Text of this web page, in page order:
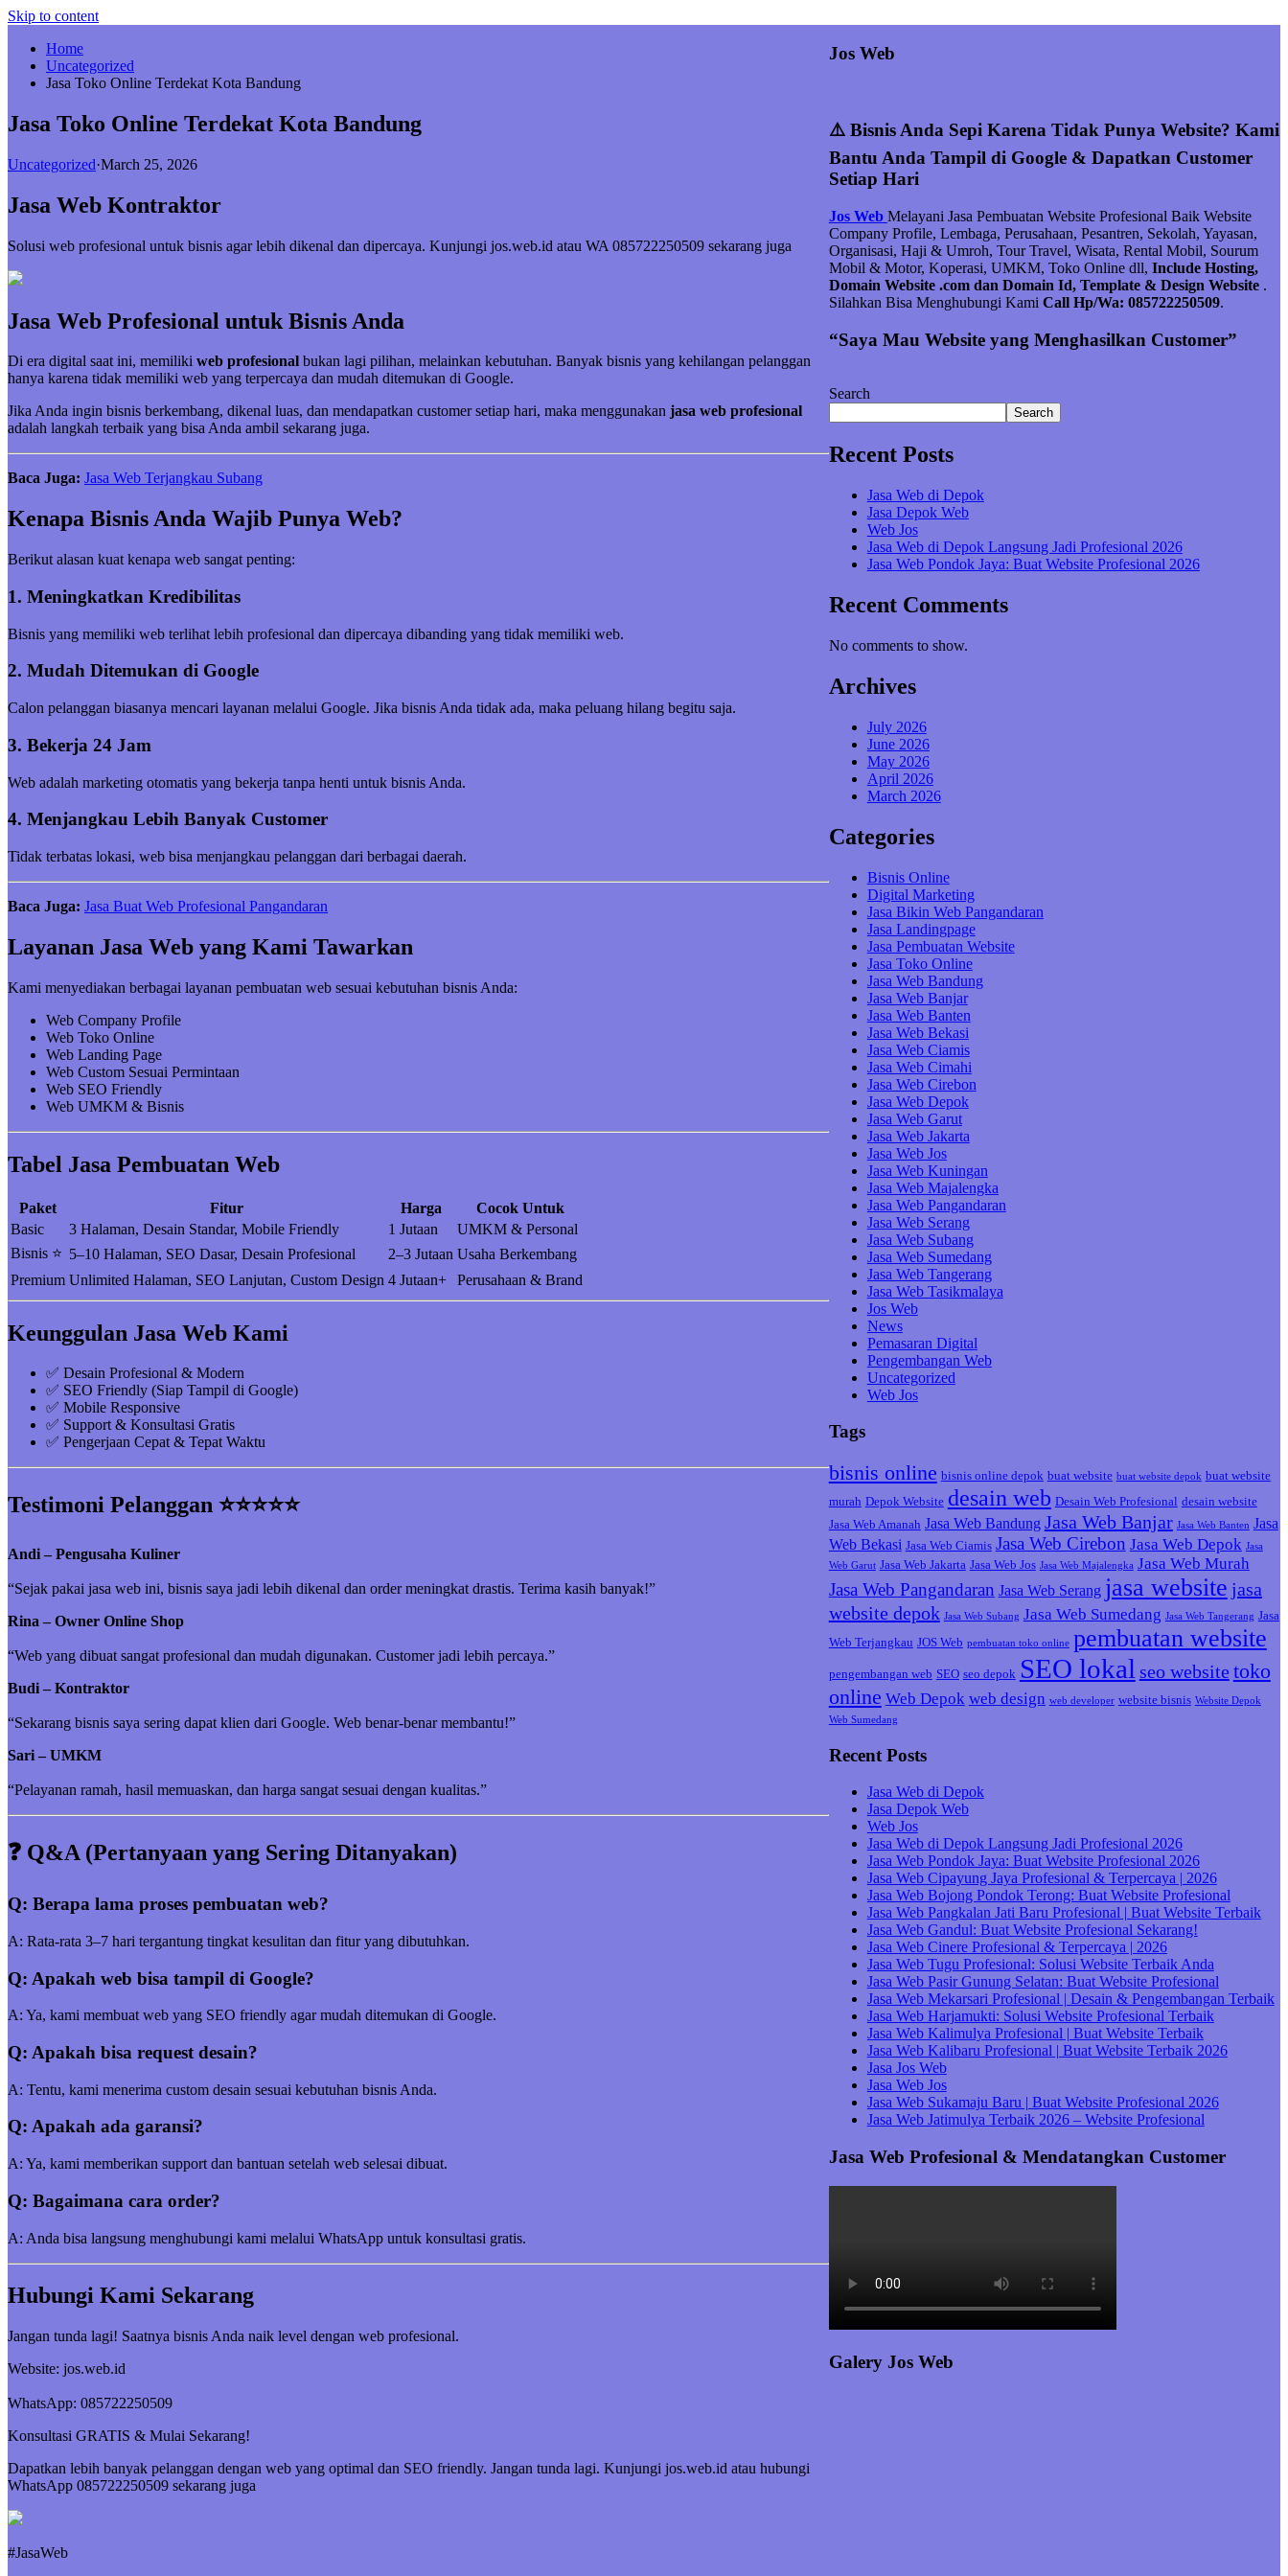
Skip to content
Home
Uncategorized
Jasa Toko Online Terdekat Kota Bandung
Jasa Toko Online Terdekat Kota Bandung
Uncategorized·March 25, 2026
Jasa Web Kontraktor
Solusi web profesional untuk bisnis agar lebih dikenal dan dipercaya. Kunjungi jos.web.id atau WA 085722250509 sekarang juga
Jasa Web Profesional untuk Bisnis Anda
Di era digital saat ini, memiliki web profesional bukan lagi pilihan, melainkan kebutuhan. Banyak bisnis yang kehilangan pelanggan
hanya karena tidak memiliki web yang terpercaya dan mudah ditemukan di Google.
Jika Anda ingin bisnis berkembang, dikenal luas, dan mendapatkan customer setiap hari, maka menggunakan jasa web profesional
adalah langkah terbaik yang bisa Anda ambil sekarang juga.
Baca Juga: Jasa Web Terjangkau Subang
Kenapa Bisnis Anda Wajib Punya Web?
Berikut alasan kuat kenapa web sangat penting:
1. Meningkatkan Kredibilitas
Bisnis yang memiliki web terlihat lebih profesional dan dipercaya dibanding yang tidak memiliki web.
2. Mudah Ditemukan di Google
Calon pelanggan biasanya mencari layanan melalui Google. Jika bisnis Anda tidak ada, maka peluang hilang begitu saja.
3. Bekerja 24 Jam
Web adalah marketing otomatis yang bekerja tanpa henti untuk bisnis Anda.
4. Menjangkau Lebih Banyak Customer
Tidak terbatas lokasi, web bisa menjangkau pelanggan dari berbagai daerah.
Baca Juga: Jasa Buat Web Profesional Pangandaran
Layanan Jasa Web yang Kami Tawarkan
Kami menyediakan berbagai layanan pembuatan web sesuai kebutuhan bisnis Anda:
Web Company Profile
Web Toko Online
Web Landing Page
Web Custom Sesuai Permintaan
Web SEO Friendly
Web UMKM & Bisnis
Tabel Jasa Pembuatan Web
Paket Fitur Harga
Cocok Untuk
Basic
3 Halaman, Desain Standar, Mobile Friendly 1 Jutaan
UMKM & Personal
Bisnis ⭐ 5–10 Halaman, SEO Dasar, Desain Profesional 2–3 Jutaan Usaha Berkembang
Premium Unlimited Halaman, SEO Lanjutan, Custom Design 4 Jutaan+ Perusahaan & Brand
Keunggulan Jasa Web Kami
✅ Desain Profesional & Modern
✅ SEO Friendly (Siap Tampil di Google)
✅ Mobile Responsive
✅ Support & Konsultasi Gratis
✅ Pengerjaan Cepat & Tepat Waktu
Testimoni Pelanggan ⭐⭐⭐⭐⭐
Andi – Pengusaha Kuliner
“Sejak pakai jasa web ini, bisnis saya jadi lebih dikenal dan order meningkat drastis. Terima kasih banyak!”
Rina – Owner Online Shop
“Web yang dibuat sangat profesional dan mudah digunakan. Customer jadi lebih percaya.”
Budi – Kontraktor
“Sekarang bisnis saya sering dapat klien dari Google. Web benar-benar membantu!”
Sari – UMKM
“Pelayanan ramah, hasil memuaskan, dan harga sangat sesuai dengan kualitas.”
❓ Q&A (Pertanyaan yang Sering Ditanyakan)
Q: Berapa lama proses pembuatan web?
A: Rata-rata 3–7 hari tergantung tingkat kesulitan dan fitur yang dibutuhkan.
Q: Apakah web bisa tampil di Google?
A: Ya, kami membuat web yang SEO friendly agar mudah ditemukan di Google.
Q: Apakah bisa request desain?
A: Tentu, kami menerima custom desain sesuai kebutuhan bisnis Anda.
Q: Apakah ada garansi?
A: Ya, kami memberikan support dan bantuan setelah web selesai dibuat.
Q: Bagaimana cara order?
A: Anda bisa langsung menghubungi kami melalui WhatsApp untuk konsultasi gratis.
Hubungi Kami Sekarang
Jangan tunda lagi! Saatnya bisnis Anda naik level dengan web profesional.
Website: jos.web.id
WhatsApp: 085722250509
Konsultasi GRATIS & Mulai Sekarang!
Dapatkan lebih banyak pelanggan dengan web yang optimal dan SEO friendly. Jangan tunda lagi. Kunjungi jos.web.id atau hubungi
WhatsApp 085722250509 sekarang juga
#JasaWeb
Jos Web
⚠️ Bisnis Anda Sepi Karena Tidak Punya Website? Kami
Bantu Anda Tampil di Google & Dapatkan Customer
Setiap Hari
Jos Web Melayani Jasa Pembuatan Website Profesional Baik Website
Company Profile, Lembaga, Perusahaan, Pesantren, Sekolah, Yayasan,
Organisasi, Haji & Umroh, Tour Travel, Wisata, Rental Mobil, Sourum
Mobil & Motor, Koperasi, UMKM, Toko Online dll, Include Hosting,
Domain Website .com dan Domain Id, Template & Design Website .
Silahkan Bisa Menghubungi Kami Call Hp/Wa: 085722250509.
“Saya Mau Website yang Menghasilkan Customer”
Search
Search
Recent Posts
Jasa Web di Depok
Jasa Depok Web
Web Jos
Jasa Web di Depok Langsung Jadi Profesional 2026
Jasa Web Pondok Jaya: Buat Website Profesional 2026
Recent Comments
No comments to show.
Archives
July 2026
June 2026
May 2026
April 2026
March 2026
Categories
Bisnis Online
Digital Marketing
Jasa Bikin Web Pangandaran
Jasa Landingpage
Jasa Pembuatan Website
Jasa Toko Online
Jasa Web Bandung
Jasa Web Banjar
Jasa Web Banten
Jasa Web Bekasi
Jasa Web Ciamis
Jasa Web Cimahi
Jasa Web Cirebon
Jasa Web Depok
Jasa Web Garut
Jasa Web Jakarta
Jasa Web Jos
Jasa Web Kuningan
Jasa Web Majalengka
Jasa Web Pangandaran
Jasa Web Serang
Jasa Web Subang
Jasa Web Sumedang
Jasa Web Tangerang
Jasa Web Tasikmalaya
Jos Web
News
Pemasaran Digital
Pengembangan Web
Uncategorized
Web Jos
Tags
bisnis online bisnis online depok buat website buat website depok buat website
murah Depok Website desain web Desain Web Profesional desain website
Jasa Web Amanah Jasa Web Bandung Jasa Web Banjar Jasa Web Banten Jasa
Web Bekasi Jasa Web Ciamis Jasa Web Cirebon Jasa Web Depok Jasa
Web Garut Jasa Web Jakarta Jasa Web Jos Jasa Web Majalengka Jasa Web Murah
Jasa Web Pangandaran Jasa Web Serang jasa website jasa
website depok Jasa Web Subang Jasa Web Sumedang Jasa Web Tangerang Jasa
Web Terjangkau JOS Web pembuatan toko online pembuatan website
pengembangan web SEO seo depok SEO lokal seo website toko
online Web Depok web design web developer website bisnis Website Depok
Web Sumedang
Recent Posts
Jasa Web di Depok
Jasa Depok Web
Web Jos
Jasa Web di Depok Langsung Jadi Profesional 2026
Jasa Web Pondok Jaya: Buat Website Profesional 2026
Jasa Web Cipayung Jaya Profesional & Terpercaya | 2026
Jasa Web Bojong Pondok Terong: Buat Website Profesional
Jasa Web Pangkalan Jati Baru Profesional | Buat Website Terbaik
Jasa Web Gandul: Buat Website Profesional Sekarang!
Jasa Web Cinere Profesional & Terpercaya | 2026
Jasa Web Tugu Profesional: Solusi Website Terbaik Anda
Jasa Web Pasir Gunung Selatan: Buat Website Profesional
Jasa Web Mekarsari Profesional | Desain & Pengembangan Terbaik
Jasa Web Harjamukti: Solusi Website Profesional Terbaik
Jasa Web Kalimulya Profesional | Buat Website Terbaik
Jasa Web Kalibaru Profesional | Buat Website Terbaik 2026
Jasa Jos Web
Jasa Web Jos
Jasa Web Sukamaju Baru | Buat Website Profesional 2026
Jasa Web Jatimulya Terbaik 2026 – Website Profesional
Jasa Web Profesional & Mendatangkan Customer
Galery Jos Web